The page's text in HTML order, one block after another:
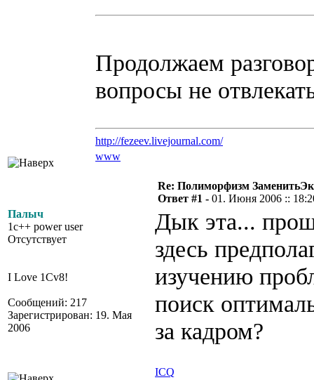
Продолжаем
вопросы не
http://fezeev.livejournal.com/
www
Палыч
1c++ power user
Отсутствует
I Love 1Cv8!
Сообщений: 217
Зарегистрирован: 19. Мая
2006
Re: Полиморфизм
Ответ #1 - 01. Июня 2006 ::
Дык эта...
здесь
изучению
поиск
за кадром?
ICQ